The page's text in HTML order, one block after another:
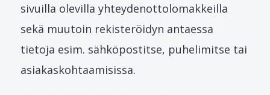
sivuilla olevilla yhteydenottolomakkeilla
sekä muutoin rekisteröidyn antaessa
tietoja esim. sähköpostitse, puhelimitse tai
asiakaskohtaamisissa.